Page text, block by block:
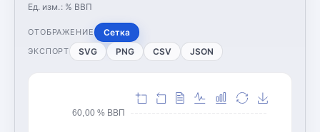
Ед. изм.: % ВВП
ОТОБРАЖЕНИЕ Сетка
ЭКСПОРТ SVG PNG CSV JSON
60,00 % ВВП